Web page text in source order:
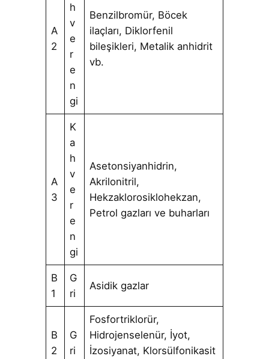
A
2
h
v
e
r
e
n
gi
Benzilbromür, Böcek
ilaçları, Diklorfenil
bileşikleri, Metalik anhidrit
vb.
A
3
K
a
h
v
e
r
e
n
gi
Asetonsiyanhidrin,
Akrilonitril,
Hekzaklorosiklohekzan,
Petrol gazları ve buharları
B
1
G
ri
Asidik gazlar
B
2
G
ri
Fosfortriklorür,
Hidrojenselenür, İyot,
İzosiyanat, Klorsülfonikasit